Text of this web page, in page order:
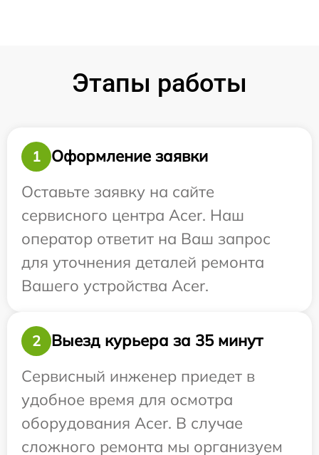
Этапы работы
1
Оформление заявки
Оставьте заявку на сайте
сервисного центра Acer. Наш
оператор ответит на Ваш запрос
для уточнения деталей ремонта
Вашего устройства Acer.
2
Выезд курьера за 35 минут
Сервисный инженер приедет в
удобное время для осмотра
оборудования Acer. В случае
сложного ремонта мы организуем